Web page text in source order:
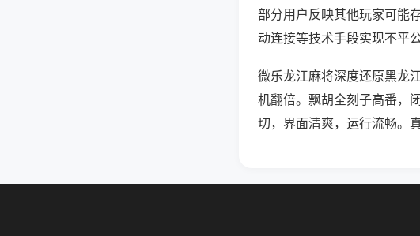
部分用户反映其他玩家可能
动连接等技术手段实现不平
微乐龙江麻将深度还原黑龙
机翻倍。飘胡全刻子高番，
切，界面清爽，运行流畅。